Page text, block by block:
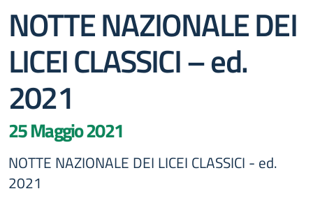
NOTTE NAZIONALE DEI
LICEI CLASSICI – ed.
2021
25 Maggio 2021
NOTTE NAZIONALE DEI LICEI CLASSICI - ed.
2021